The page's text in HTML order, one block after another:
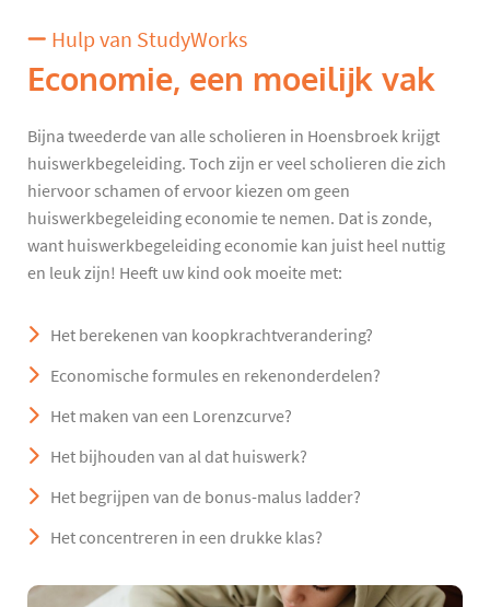
Hulp van StudyWorks
Economie, een moeilijk vak
Bijna tweederde van alle scholieren in Hoensbroek krijgt
huiswerkbegeleiding. Toch zijn er veel scholieren die zich
hiervoor schamen of ervoor kiezen om geen
huiswerkbegeleiding economie te nemen. Dat is zonde,
want huiswerkbegeleiding economie kan juist heel nuttig
en leuk zijn! Heeft uw kind ook moeite met:
Het berekenen van koopkrachtverandering?
Economische formules en rekenonderdelen?
Het maken van een Lorenzcurve?
Het bijhouden van al dat huiswerk?
Het begrijpen van de bonus-malus ladder?
Het concentreren in een drukke klas?